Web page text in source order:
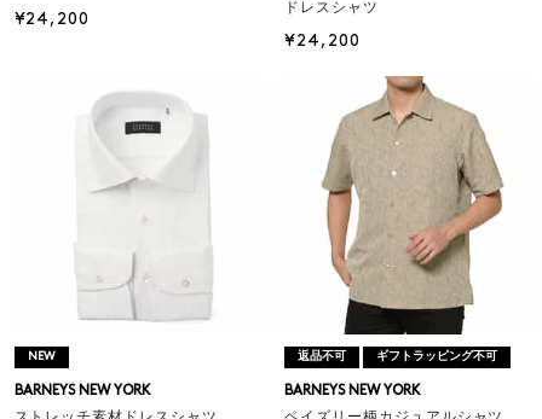
¥24,200
ドレスシャツ
¥24,200
NEW
BARNEYS NEW YORK
返品不可 ギフトラッピング不可
BARNEYS NEW YORK